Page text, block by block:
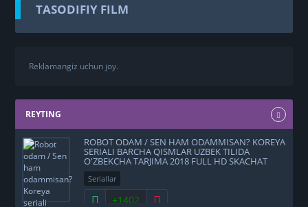
TASODIFIY FILM
Reklamangiz uchun joy.
REYTING
ROBOT ODAM / SEN HAM ODAMMISAN? KOREYA
SERIALI BARCHA QISMLAR UZBEK TILIDA
O'ZBEKCHA TARJIMA 2018 FULL HD SKACHAT
Seriallar
+1402